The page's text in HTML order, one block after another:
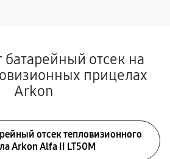
батарейный отсек на
прицелах
Arkon
отсек тепловизионного
Arkon Alfa II LT50M